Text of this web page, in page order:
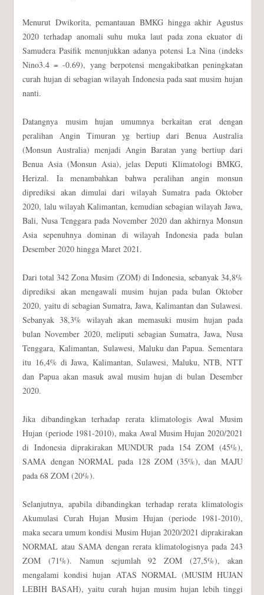
Menurut Dwikorita, pemantauan BMKG hingga akhir Agustus
2020 terhadap anomali suhu muka laut pada zona ekuator di
Samudera Pasifik menunjukkan adanya potensi La Nina (indeks
Nino3.4 = -0.69), yang berpotensi mengakibatkan peningkatan
curah hujan di sebagian wilayah Indonesia pada saat musim hujan
nanti.
Datangnya musim hujan umumnya berkaitan erat dengan
peralihan Angin Timuran yg bertiup dari Benua Australia
(Monsun Australia) menjadi Angin Baratan yang bertiup dari
Benua Asia (Monsun Asia), jelas Deputi Klimatologi BMKG,
Herizal. Ia menambahkan bahwa peralihan angin monsun
diprediksi akan dimulai dari wilayah Sumatra pada Oktober
2020, lalu wilayah Kalimantan, kemudian sebagian wilayah Jawa,
Bali, Nusa Tenggara pada November 2020 dan akhirnya Monsun
Asia sepenuhnya dominan di wilayah Indonesia pada bulan
Desember 2020 hingga Maret 2021.
Dari total 342 Zona Musim (ZOM) di Indonesia, sebanyak 34,8%
diprediksi akan mengawali musim hujan pada bulan Oktober
2020, yaitu di sebagian Sumatra, Jawa, Kalimantan dan Sulawesi.
Sebanyak 38,3% wilayah akan memasuki musim hujan pada
bulan November 2020, meliputi sebagian Sumatra, Jawa, Nusa
Tenggara, Kalimantan, Sulawesi, Maluku dan Papua. Sementara
itu 16,4% di Jawa, Kalimantan, Sulawesi, Maluku, NTB, NTT
dan Papua akan masuk awal musim hujan di bulan Desember
2020.
Jika dibandingkan terhadap rerata klimatologis Awal Musim
Hujan (periode 1981-2010), maka Awal Musim Hujan 2020/2021
di Indonesia diprakirakan MUNDUR pada 154 ZOM (45%),
SAMA dengan NORMAL pada 128 ZOM (35%), dan MAJU
pada 68 ZOM (20%).
Selanjutnya, apabila dibandingkan terhadap rerata klimatologis
Akumulasi Curah Hujan Musim Hujan (periode 1981-2010),
maka secara umum kondisi Musim Hujan 2020/2021 diprakirakan
NORMAL atau SAMA dengan rerata klimatologisnya pada 243
ZOM (71%). Namun sejumlah 92 ZOM (27,5%), akan
mengalami kondisi hujan ATAS NORMAL (MUSIM HUJAN
LEBIH BASAH), yaitu curah hujan musim hujan lebih tinggi